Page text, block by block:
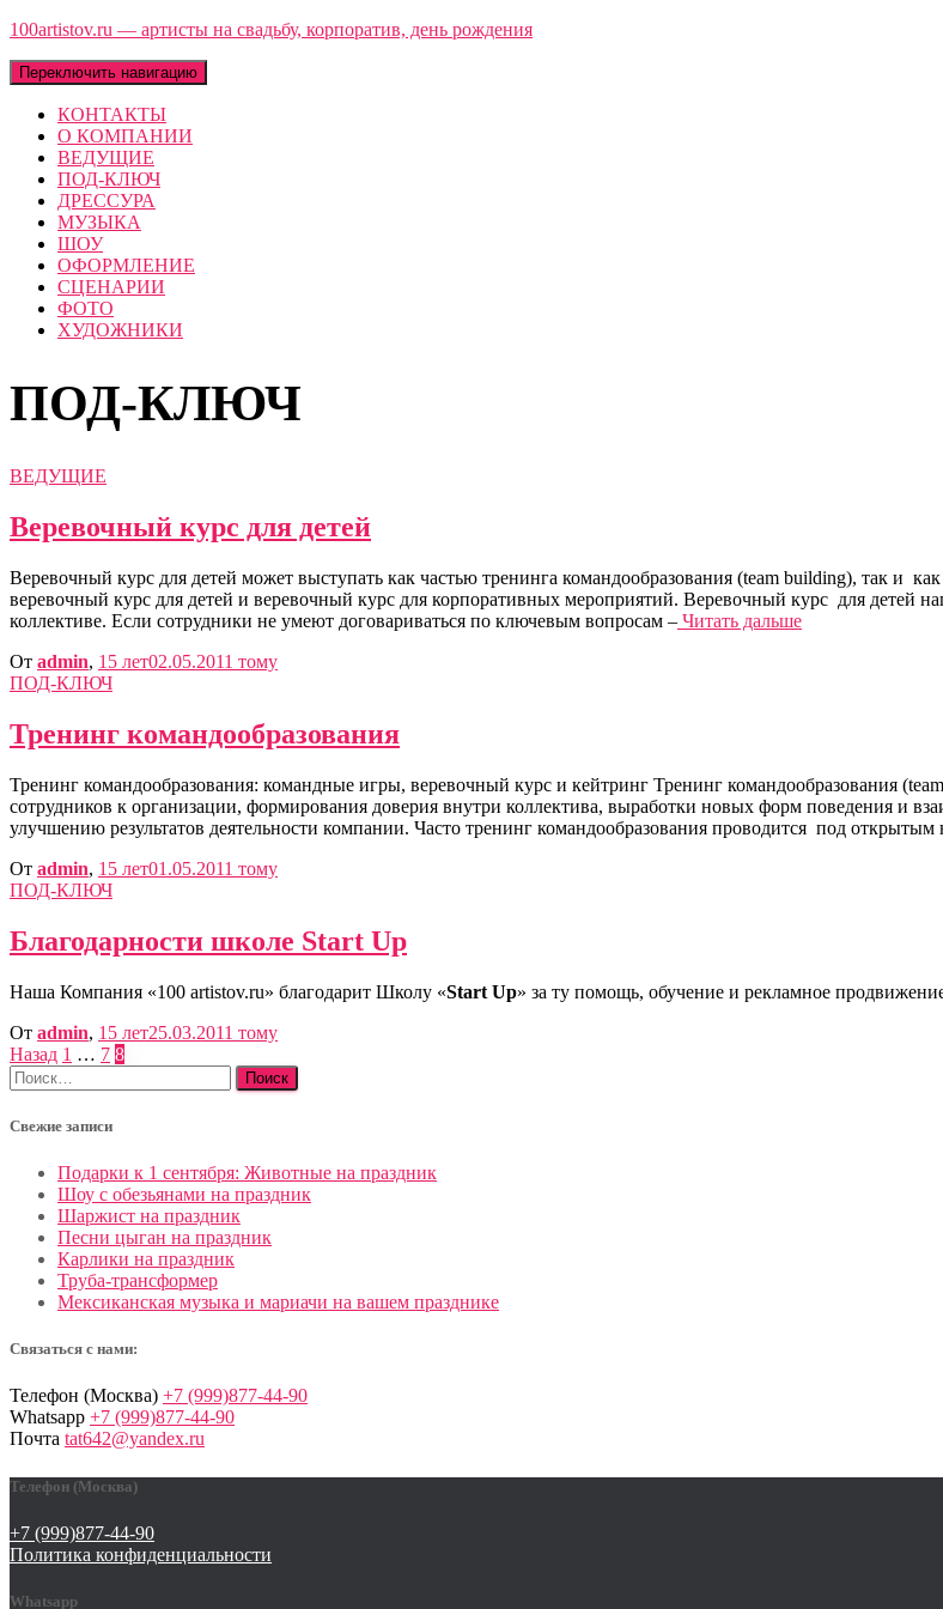
100artistov.ru — артисты на свадьбу, корпоратив, день рождения
Переключить навигацию
КОНТАКТЫ
О КОМПАНИИ
ВЕДУЩИЕ
ПОД-КЛЮЧ
ДРЕССУРА
МУЗЫКА
ШОУ
ОФОРМЛЕНИЕ
СЦЕНАРИИ
ФОТО
ХУДОЖНИКИ
ПОД-КЛЮЧ
ВЕДУЩИЕ
Веревочный курс для детей
Веревочный курс для детей может выступать как частью тренинга командообразования (team building), так и
веревочный курс для детей и веревочный курс для корпоративных мероприятий. Веревочный курс для детей
коллективе. Если сотрудники не умеют договариваться по ключевым вопросам – Читать дальше
От admin, 15 лет02.05.2011 тому
ПОД-КЛЮЧ
Тренинг командообразования
Тренинг командообразования: командные игры, веревочный курс и кейтринг Тренинг командообразования
сотрудников к организации, формирования доверия внутри коллектива, выработки новых форм поведения и
улучшению результатов деятельности компании. Часто тренинг командообразования проводится под открытым
От admin, 15 лет01.05.2011 тому
ПОД-КЛЮЧ
Благодарности школе Start Up
Наша Компания «100 artistov.ru» благодарит Школу «Start Up» за ту помощь, обучение и рекламное
От admin, 15 лет25.03.2011 тому
Пагинация
записей
Назад 1 … 7 8
Найти:
Свежие записи
Подарки к 1 сентября: Животные на праздник
Шоу с обезьянами на праздник
Шаржист на праздник
Песни цыган на праздник
Карлики на праздник
Труба-трансформер
Мексиканская музыка и мариачи на вашем празднике
Связаться с нами:
Телефон (Москва) +7 (999)877-44-90
Whatsapp +7 (999)877-44-90
Почта tat642@yandex.ru
Телефон (Москва)
+7 (999)877-44-90
Политика конфиденциальности
Whatsapp